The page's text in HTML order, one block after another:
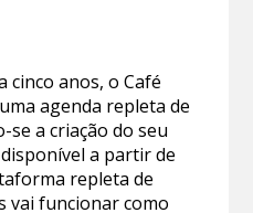
cinco anos, o Café
agenda repleta de
se a criação do seu
a partir de
repleta de
vai funcionar como